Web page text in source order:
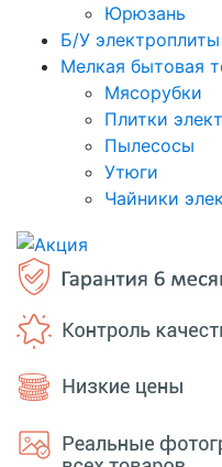
Юрюзань
Б/У электроплиты
Мелкая бытовая
Мясорубки
Плитки
Пылесосы
Утюги
Чайники